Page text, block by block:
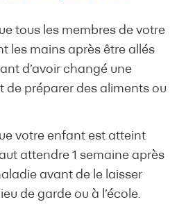
tous les membres de votre
les mains après être allés
d’avoir changé une
de préparer des aliments ou
votre enfant est atteint
attendre 1 semaine après
avant de le laisser
de garde ou à l’école.